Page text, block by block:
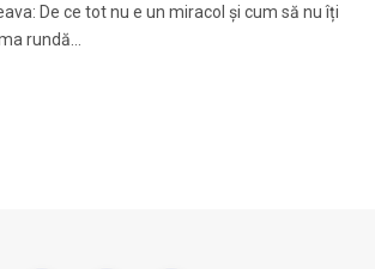
De ce tot nu e un miracol și cum să nu îți
rundă…